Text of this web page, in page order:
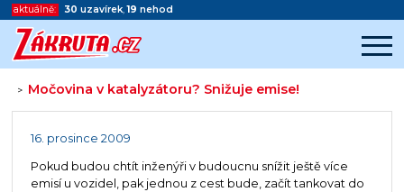
aktuálně: 30 uzavírek,19 nehod
> Močovina v katalyzátoru? Snižuje emise!
Začátek reklamy
16. prosince 2009
Pokud budou chtít inženýři v budoucnu snížit ještě více
emisí u vozidel, pak jednou z cest bude, začít tankovat do